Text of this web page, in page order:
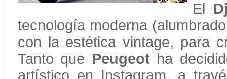
El
tecnología moderna
con la estética vintage, para
Tanto que Peugeotha
artístico en Instagram, a